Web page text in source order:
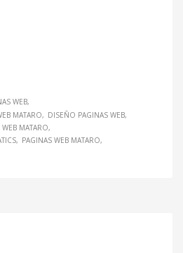
WEB
MATARO
DISEÑO PAGINAS WEB
MATARO
PAGINAS WEB MATARO